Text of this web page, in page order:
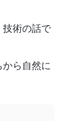
技術の話で
ら自然に